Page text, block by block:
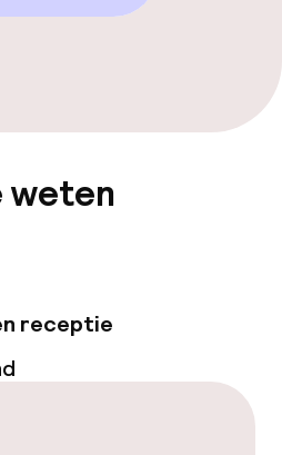
weten
receptie